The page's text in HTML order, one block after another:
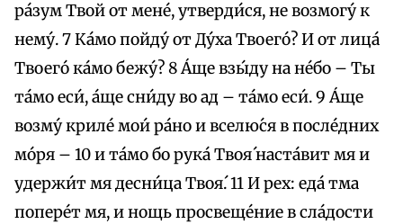
ра́зум Твой от мене́, утверди́ся, не возмогу́ к
нему́. 7 Ка́мо пойду́ от Ду́ха Твоего́? И от лица́
Твоего́ ка́мо бежу́? 8 А́ще взы́ду на не́бо – Ты
та́мо еси́, а́ще сни́ду во ад – та́мо еси́. 9 А́ще
возму́ криле́ мои́ ра́но и вселю́ся в после́дних
мо́ря – 10 и та́мо бо рука́ Твоя́ наста́вит мя и
удержи́т мя десни́ца Твоя́. 11 И рех: еда́ тма
попере́т мя, и нощь просвеще́ние в сла́дости